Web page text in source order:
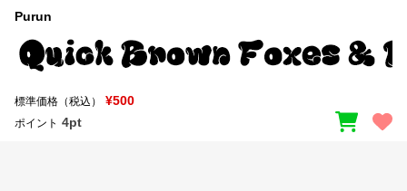
Purun
標準価格（税込） ¥500
ポイント 4pt